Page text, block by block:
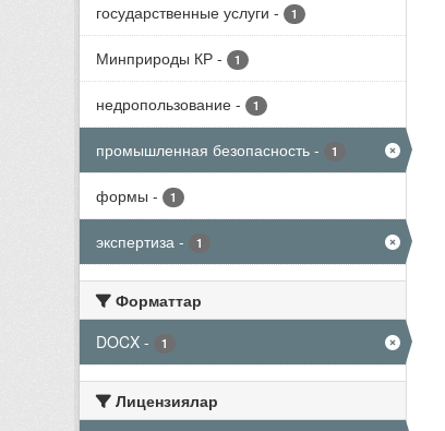
государственные услуги - 1
Минприроды КР - 1
недропользование - 1
промышленная безопасность - 1
формы - 1
экспертиза - 1
Форматтар
DOCX - 1
Лицензиялар